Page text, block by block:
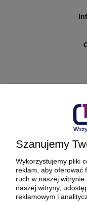
Szanujemy
Wykorzystujemy pliki
reklam, aby oferować
ruch w naszej
naszej witryny,
reklamowym i